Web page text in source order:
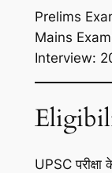
Prelims
Mains
Interview:
UPSC परीक्षा